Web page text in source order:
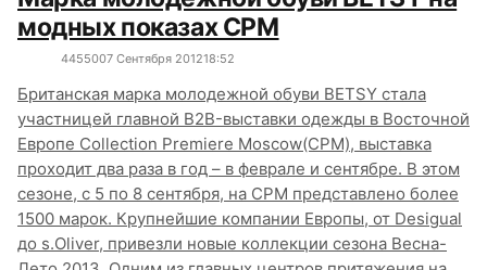
модных показах CPM
4455007 Сентября 201218:52
Британская марка молодежной обуви BETSY стала
участницей главной B2B-выставки одежды в Восточной
Европе Collection Premiere Moscow(CPM), выставка
проходит два раза в год – в феврале и сентябре. В этом
сезоне, с 5 по 8 сентября, на CPM представлено более
1500 марок. Крупнейшие компании Европы, от Desigual
до s.Oliver, привезли новые коллекции сезона Весна-